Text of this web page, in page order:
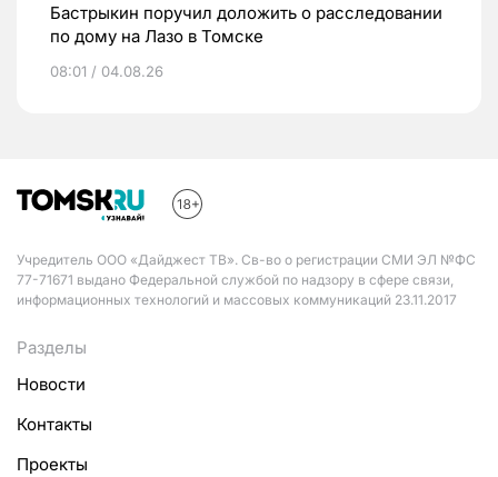
Бастрыкин поручил доложить о расследовании
по дому на Лазо в Томске
08:01 / 04.08.26
Учредитель ООО «Дайджест ТВ». Св-во о регистрации СМИ ЭЛ №ФС
77-71671 выдано Федеральной службой по надзору в сфере связи,
информационных технологий и массовых коммуникаций 23.11.2017
Разделы
Новости
Контакты
Проекты